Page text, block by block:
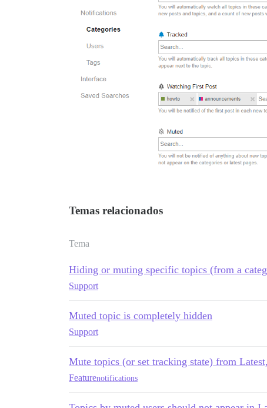
Temas relacionados
Tema
Hiding or muting specific topics (from a
Support
Muted topic is completely hidden
Support
Mute topics (or set tracking state) from
Featurenotifications